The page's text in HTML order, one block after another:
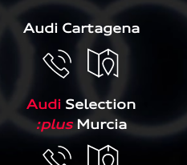
Audi Cartagena
Audi Selection
:plusMurcia